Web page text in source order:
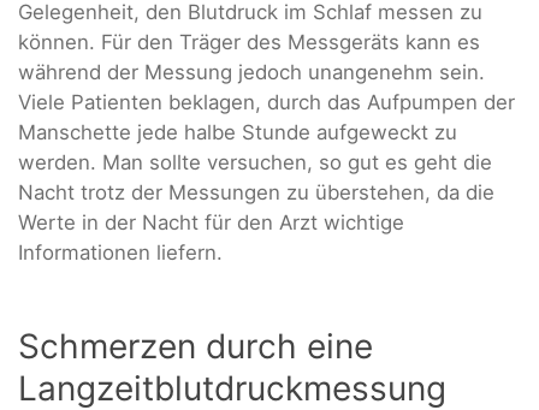
Gelegenheit, den Blutdruck im Schlaf messen zu
können. Für den Träger des Messgeräts kann es
während der Messung jedoch unangenehm sein.
Viele Patienten beklagen, durch das Aufpumpen der
Manschette jede halbe Stunde aufgeweckt zu
werden. Man sollte versuchen, so gut es geht die
Nacht trotz der Messungen zu überstehen, da die
Werte in der Nacht für den Arzt wichtige
Informationen liefern.
Schmerzen durch eine
Langzeitblutdruckmessung